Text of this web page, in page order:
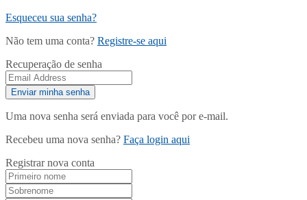
Esqueceu sua senha?
Não tem uma conta? Registre-se aqui
Recuperação de senha
Uma nova senha será enviada para você por e-mail.
Recebeu uma nova senha? Faça login aqui
Registrar nova conta